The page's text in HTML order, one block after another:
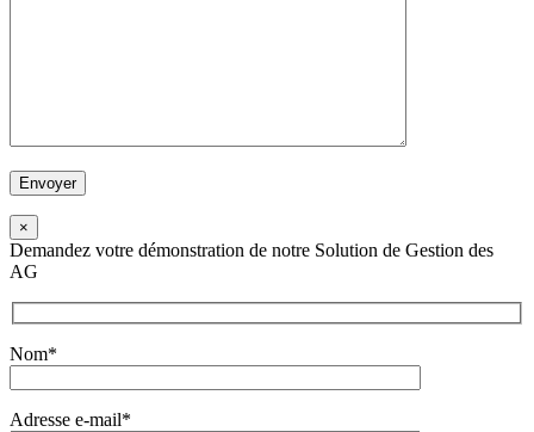
×
Demandez votre démonstration de notre Solution de Gestion des
AG
Nom*
Adresse e-mail*